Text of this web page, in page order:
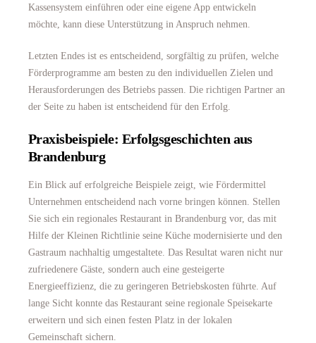
Kassensystem einführen oder eine eigene App entwickeln
möchte, kann diese Unterstützung in Anspruch nehmen.
Letzten Endes ist es entscheidend, sorgfältig zu prüfen, welche
Förderprogramme am besten zu den individuellen Zielen und
Herausforderungen des Betriebs passen. Die richtigen Partner an
der Seite zu haben ist entscheidend für den Erfolg.
Praxisbeispiele: Erfolgsgeschichten aus
Brandenburg
Ein Blick auf erfolgreiche Beispiele zeigt, wie Fördermittel
Unternehmen entscheidend nach vorne bringen können. Stellen
Sie sich ein regionales Restaurant in Brandenburg vor, das mit
Hilfe der Kleinen Richtlinie seine Küche modernisierte und den
Gastraum nachhaltig umgestaltete. Das Resultat waren nicht nur
zufriedenere Gäste, sondern auch eine gesteigerte
Energieeffizienz, die zu geringeren Betriebskosten führte. Auf
lange Sicht konnte das Restaurant seine regionale Speisekarte
erweitern und sich einen festen Platz in der lokalen
Gemeinschaft sichern.